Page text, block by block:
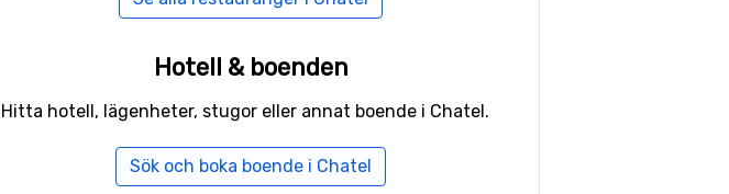
Hotell & boenden
Hitta hotell, lägenheter, stugor eller annat boende i Chatel.
Sök och boka boende i Chatel